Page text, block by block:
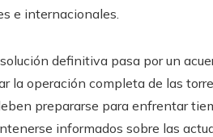
e internacionales.
definitiva pasa por un
la operación completa de las
prepararse para enfrentar
informados sobre las